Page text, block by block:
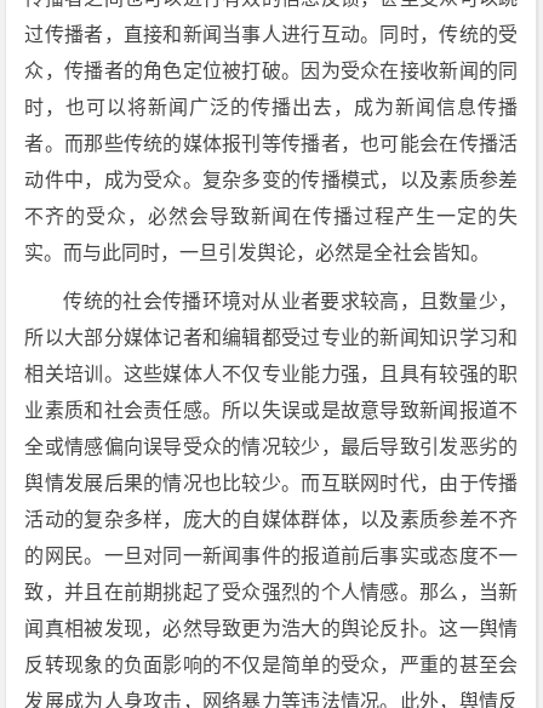
过传播者，直接和新闻当事人进行互动。同时，传统的受
众，传播者的角色定位被打破。因为受众在接收新闻的同
时，也可以将新闻广泛的传播出去，成为新闻信息传播
者。而那些传统的媒体报刊等传播者，也可能会在传播活
动件中，成为受众。复杂多变的传播模式，以及素质参差
不齐的受众，必然会导致新闻在传播过程产生一定的失
实。而与此同时，一旦引发舆论，必然是全社会皆知。
传统的社会传播环境对从业者要求较高，且数量少，
所以大部分媒体记者和编辑都受过专业的新闻知识学习和
相关培训。这些媒体人不仅专业能力强，且具有较强的职
业素质和社会责任感。所以失误或是故意导致新闻报道不
全或情感偏向误导受众的情况较少，最后导致引发恶劣的
舆情发展后果的情况也比较少。而互联网时代，由于传播
活动的复杂多样，庞大的自媒体群体，以及素质参差不齐
的网民。一旦对同一新闻事件的报道前后事实或态度不一
致，并且在前期挑起了受众强烈的个人情感。那么，当新
闻真相被发现，必然导致更为浩大的舆论反扑。这一舆情
反转现象的负面影响的不仅是简单的受众，严重的甚至会
发展成为人身攻击，网络暴力等违法情况。此外，舆情反